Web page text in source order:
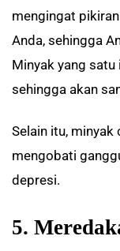
mengingat
Anda, sehingga
Minyak yang
sehingga akan
Selain itu,
mengobati
depresi.
5.